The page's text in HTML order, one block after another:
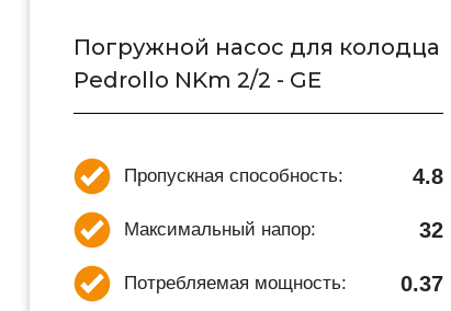
Погружной насос для колодца
Pedrollo NKm 2/2 - GE
Пропускная способность: 4.8
Максимальный напор: 32
Потребляемая мощность: 0.37